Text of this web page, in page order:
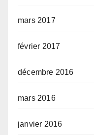
mars 2017
février 2017
décembre 2016
mars 2016
janvier 2016